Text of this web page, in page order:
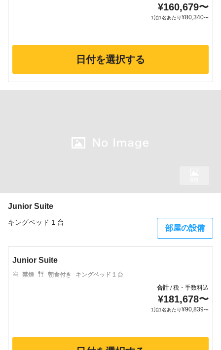
¥160,679〜
1泊1名あたり¥80,340〜
日付を選択する
Junior Suite
キングベッド 1 台
部屋の設備
Junior Suite
禁煙 朝食付き
キングベッド 1 台
合計/税・手数料込
¥181,678〜
1泊1名あたり¥90,839〜